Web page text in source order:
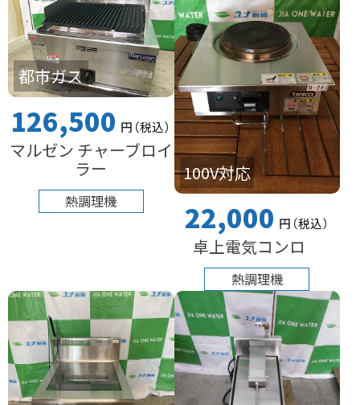
都市ガス
126,500 円（税込）
マルゼン チャーブロイ
ラー
熱調理機
100V対応
22,000 円（税込）
卓上電気コンロ
熱調理機